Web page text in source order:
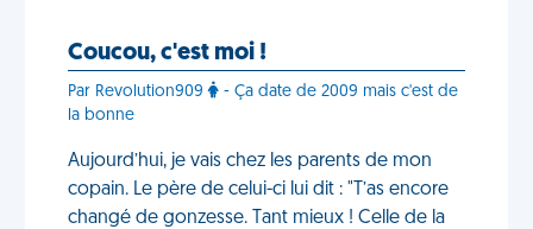
Coucou, c'est moi !
Par Revolution909
- Ça date de 2009 mais c'est de
la bonne
Aujourd’hui, je vais chez les parents de mon
copain. Le père de celui-ci lui dit : "T’as encore
changé de gonzesse. Tant mieux ! Celle de la